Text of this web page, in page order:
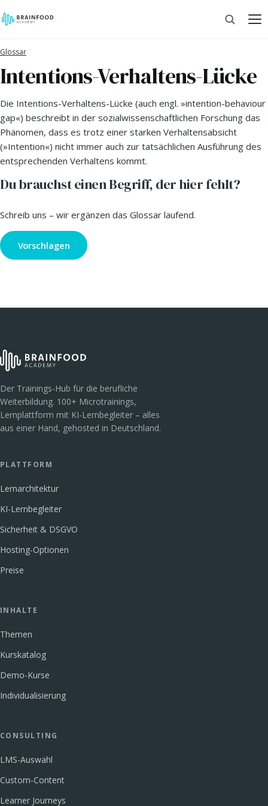
Glossar
Intentions-Verhaltens-Lücke
Die Intentions-Verhaltens-Lücke (auch engl. »intention-behaviour
gap«) beschreibt in der sozialwissenschaftlichen Forschung das
Phänomen, dass es trotz einer starken Verhaltensabsicht
(»Intention«) nicht immer auch zur tatsächlichen Ausführung des
entsprechenden Verhaltens kommt.
Du brauchst einen Begriff, der hier fehlt?
Schreib uns – wir ergänzen das Glossar laufend.
Vorschlagen
Der Trainings-Hub für die berufliche
Weiterbildung. 100+ Microtrainings,
Lernplattform mit KI-Lernbegleiter – alles
aus einer Hand, gehosted in Deutschland.
PLATTFORM
Lernarchitektur
KI-Lernbegleiter
Sicherheit & DSGVO
Hosting-Optionen
Preise
INHALTE
Themen
Kurskatalog
Demo-Kurse
Individualisierung
CONSULTING
LMS-Auswahl
Custom-Content
Learner Journeys